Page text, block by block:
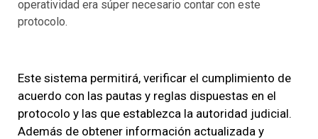
operatividad era súper necesario contar con este
protocolo.
Este sistema permitirá, verificar el cumplimiento de
acuerdo con las pautas y reglas dispuestas en el
protocolo y las que establezca la autoridad judicial.
Además de obtener información actualizada y